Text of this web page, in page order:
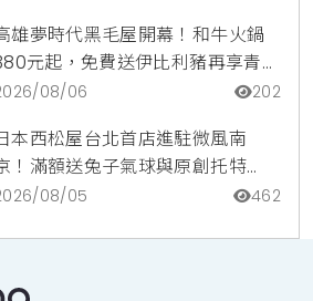
雄夢時代黑毛屋開幕！和牛火鍋
元起，免費送伊比利豬再享青森
果冰淇淋加購價。
08/06 202
本西松屋台北首店進駐微風南
！滿額送兔子氣球與原創托特
，指定夏裝享8折優惠
08/05 462